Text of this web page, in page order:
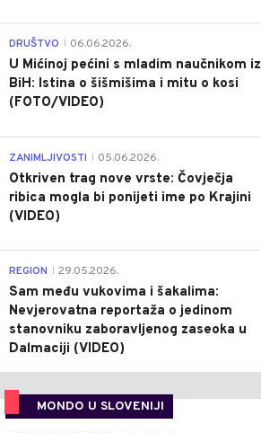
DRUŠTVO 06.06.2026.
U Mićinoj pećini s mladim naučnikom iz
BiH: Istina o šišmišima i mitu o kosi
(FOTO/VIDEO)
ZANIMLJIVOSTI 05.06.2026.
Otkriven trag nove vrste: Čovječja
ribica mogla bi ponijeti ime po Krajini
(VIDEO)
REGION 29.05.2026.
Sam među vukovima i šakalima:
Nevjerovatna reportaža o jedinom
stanovniku zaboravljenog zaseoka u
Dalmaciji (VIDEO)
MONDO U SLOVENIJI